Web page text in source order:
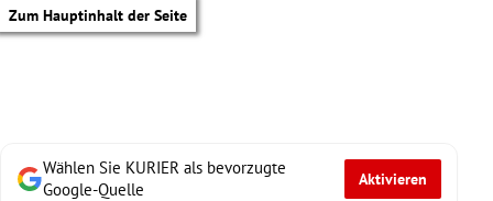
Zum Hauptinhalt der Seite
Wählen Sie KURIER als bevorzugte
Google-Quelle
Aktivieren